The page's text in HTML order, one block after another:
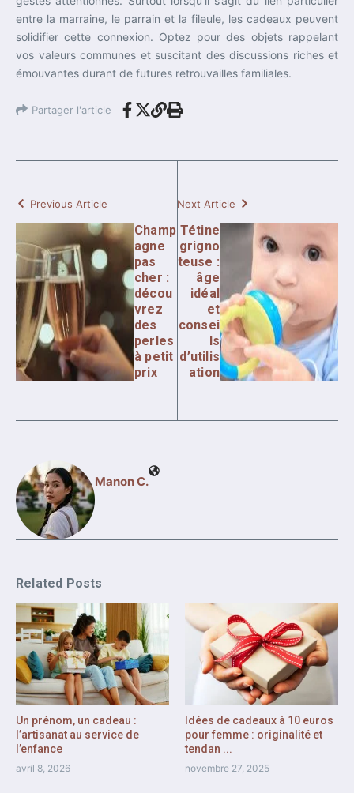
entre la marraine, le parrain et la fileule, les cadeaux peuvent
solidifier cette connexion. Optez pour des objets rappelant
vos valeurs communes et suscitant des discussions riches et
émouvantes durant de futures retrouvailles familiales.
Partager l'article
Previous Article
Champ
agne
pas
cher :
décou
vrez
des
perles
à petit
prix
Next Article
Tétine
grigno
teuse :
âge
idéal
et
consei
ls
d’utilis
ation
Manon C.
Related Posts
Un prénom, un cadeau :
l’artisanat au service de
l’enfance
avril 8, 2026
Idées de cadeaux à 10 euros
pour femme : originalité et
tendan ...
novembre 27, 2025